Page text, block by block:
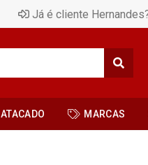
Já é cliente
ATACADO MARCAS